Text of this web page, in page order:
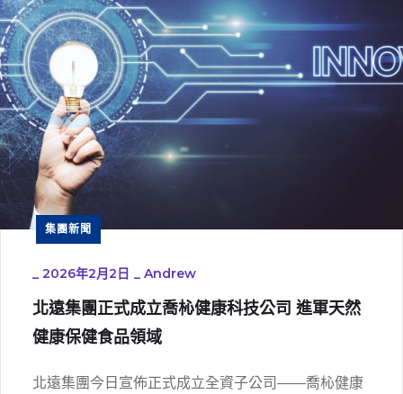
集團新聞
_ 2026年2月2日 _ Andrew
北遠集團正式成立喬杺健康科技公司 進軍天然
健康保健食品領域
北遠集團今日宣佈正式成立全資子公司——喬杺健康